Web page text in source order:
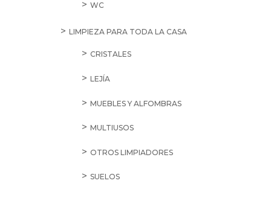
WC
LIMPIEZA PARA TODA LA CASA
CRISTALES
LEJÍA
MUEBLES Y ALFOMBRAS
MULTIUSOS
OTROS LIMPIADORES
SUELOS